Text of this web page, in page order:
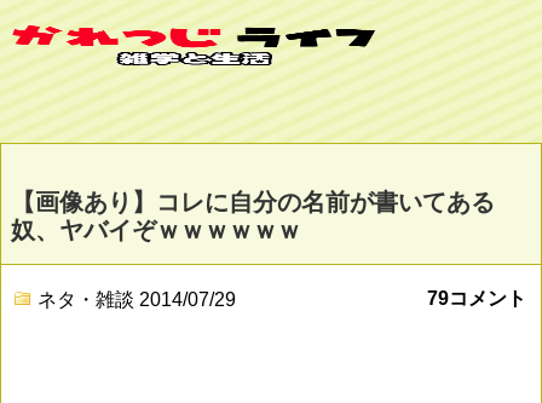
【画像あり】コレに自分の名前が書いてある
奴、ヤバイぞｗｗｗｗｗｗ
ネタ・雑談 2014/07/29 79コメント